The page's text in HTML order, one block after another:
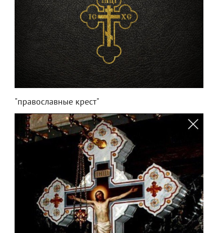
"православные крест"